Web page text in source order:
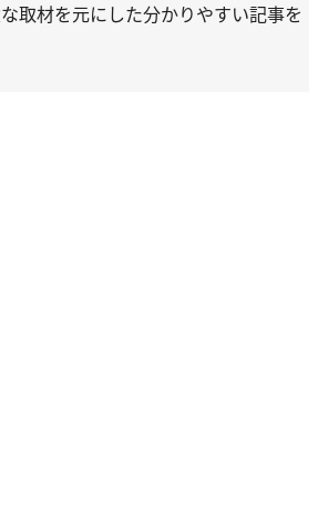
取材を元にした分かりやすい記事を